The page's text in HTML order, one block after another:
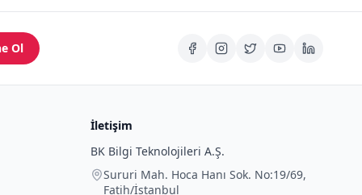
Ol
İletişim
BK Bilgi Teknolojileri A.Ş.
Sururi Mah. Hoca Hanı Sok. No:19/69,
Fatih/İstanbul